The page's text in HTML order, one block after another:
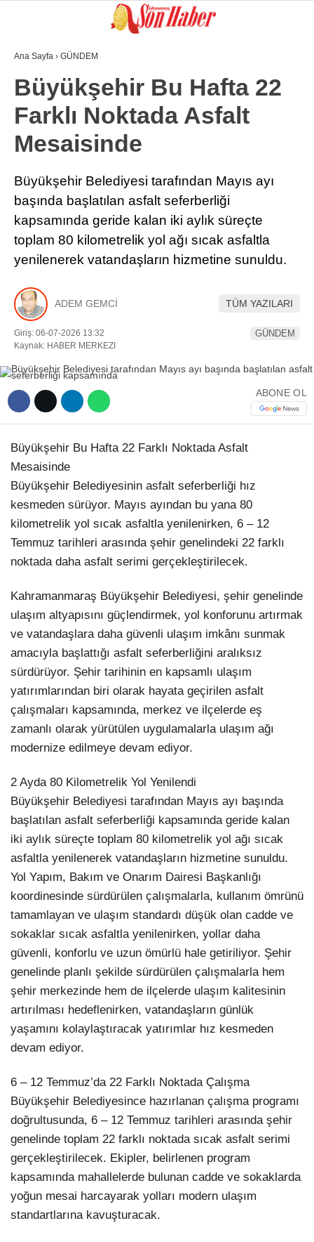
WhatsApp İhbar Hattı
Facebook
Instagram
Youtube
GÜNDEM
3. SAYFA
SAĞLIK
EĞİTİM
KÜLTÜR SANAT
YAZARLAR
YEREL HABERLER
Ana Sayfa › GÜNDEM
Büyükşehir Bu Hafta 22
Farklı Noktada Asfalt
Mesaisinde
Büyükşehir Belediyesi tarafından Mayıs ayı
başında başlatılan asfalt seferberliği
kapsamında geride kalan iki aylık süreçte
toplam 80 kilometrelik yol ağı sıcak asfaltla
yenilenerek vatandaşların hizmetine sunuldu.
ADEM GEMCİ TÜM YAZILARI
Giriş: 06-07-2026 13:32
Kaynak: HABER MERKEZI
GÜNDEM
ABONE OL
Büyükşehir Bu Hafta 22 Farklı Noktada Asfalt
Mesaisinde
Büyükşehir Belediyesinin asfalt seferberliği hız
kesmeden sürüyor. Mayıs ayından bu yana 80
kilometrelik yol sıcak asfaltla yenilenirken, 6 – 12
Temmuz tarihleri arasında şehir genelindeki 22 farklı
noktada daha asfalt serimi gerçekleştirilecek.
Kahramanmaraş Büyükşehir Belediyesi, şehir genelinde
ulaşım altyapısını güçlendirmek, yol konforunu artırmak
ve vatandaşlara daha güvenli ulaşım imkânı sunmak
amacıyla başlattığı asfalt seferberliğini aralıksız
sürdürüyor. Şehir tarihinin en kapsamlı ulaşım
yatırımlarından biri olarak hayata geçirilen asfalt
çalışmaları kapsamında, merkez ve ilçelerde eş
zamanlı olarak yürütülen uygulamalarla ulaşım ağı
modernize edilmeye devam ediyor.
2 Ayda 80 Kilometrelik Yol Yenilendi
Büyükşehir Belediyesi tarafından Mayıs ayı başında
başlatılan asfalt seferberliği kapsamında geride kalan
iki aylık süreçte toplam 80 kilometrelik yol ağı sıcak
asfaltla yenilenerek vatandaşların hizmetine sunuldu.
Yol Yapım, Bakım ve Onarım Dairesi Başkanlığı
koordinesinde sürdürülen çalışmalarla, kullanım ömrünü
tamamlayan ve ulaşım standardı düşük olan cadde ve
sokaklar sıcak asfaltla yenilenirken, yollar daha
güvenli, konforlu ve uzun ömürlü hale getiriliyor. Şehir
genelinde planlı şekilde sürdürülen çalışmalarla hem
şehir merkezinde hem de ilçelerde ulaşım kalitesinin
artırılması hedeflenirken, vatandaşların günlük
yaşamını kolaylaştıracak yatırımlar hız kesmeden
devam ediyor.
6 – 12 Temmuz’da 22 Farklı Noktada Çalışma
Büyükşehir Belediyesince hazırlanan çalışma programı
doğrultusunda, 6 – 12 Temmuz tarihleri arasında şehir
genelinde toplam 22 farklı noktada sıcak asfalt serimi
gerçekleştirilecek. Ekipler, belirlenen program
kapsamında mahallelerde bulunan cadde ve sokaklarda
yoğun mesai harcayarak yolları modern ulaşım
standartlarına kavuşturacak.